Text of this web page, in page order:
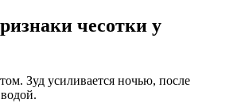
чесотки у
Зуд усиливается ночью, после